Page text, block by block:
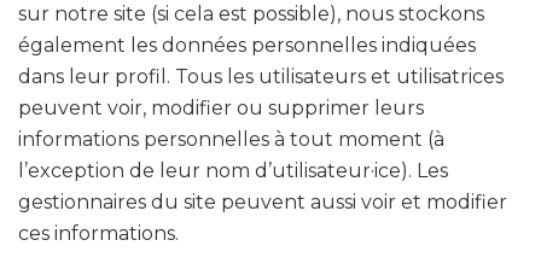
sur notre site (si cela est possible), nous stockons
également les données personnelles indiquées
dans leur profil. Tous les utilisateurs et utilisatrices
peuvent voir, modifier ou supprimer leurs
informations personnelles à tout moment (à
l’exception de leur nom d’utilisateur·ice). Les
gestionnaires du site peuvent aussi voir et modifier
ces informations.